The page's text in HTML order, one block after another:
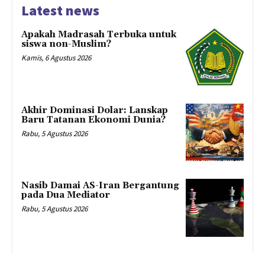
Latest news
Apakah Madrasah Terbuka untuk
siswa non-Muslim?
Kamis, 6 Agustus 2026
Akhir Dominasi Dolar: Lanskap
Baru Tatanan Ekonomi Dunia?
Rabu, 5 Agustus 2026
Nasib Damai AS-Iran Bergantung
pada Dua Mediator
Rabu, 5 Agustus 2026